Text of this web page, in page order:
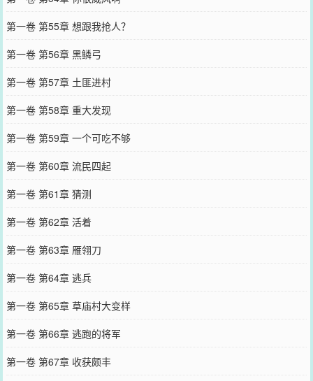
第一卷 第55章 想跟我抢人？
第一卷 第56章 黑鳞弓
第一卷 第57章 土匪进村
第一卷 第58章 重大发现
第一卷 第59章 一个可吃不够
第一卷 第60章 流民四起
第一卷 第61章 猜测
第一卷 第62章 活着
第一卷 第63章 雁翎刀
第一卷 第64章 逃兵
第一卷 第65章 草庙村大变样
第一卷 第66章 逃跑的将军
第一卷 第67章 收获颇丰